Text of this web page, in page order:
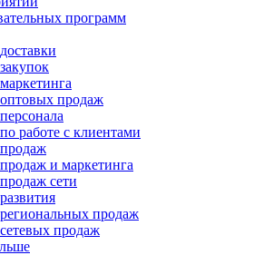
программ
оптовых продаж
работе с клиентами
и маркетинга
сети
продаж
продаж